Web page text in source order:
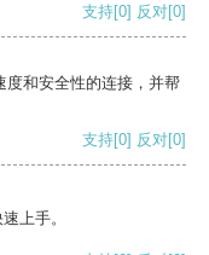
支持[0] 反对[0]
度和安全性的连接，并帮
支持[0] 反对[0]
上手。